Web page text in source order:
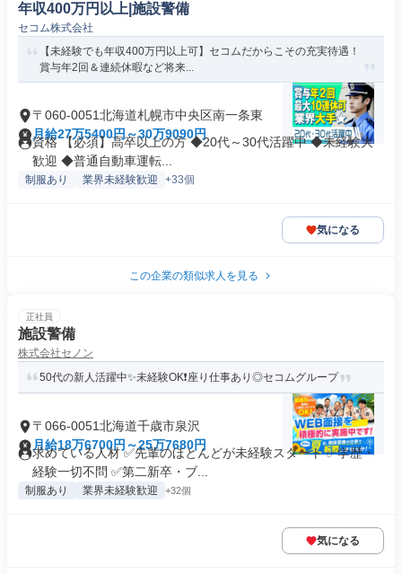
年収400万円以上|施設警備
セコム株式会社
【未経験でも年収400万円以上可】セコムだからこその充実待遇！
賞与年2回＆連続休暇など将来...
〒060-0051北海道札幌市中央区南一条東
月給27万5400円～30万9090円
資格 【必須】高卒以上の方 ◆20代～30代活躍中 ◆未経験大
歓迎 ◆普通自動車運転...
制服あり 業界未経験歓迎 +33個
気になる
この企業の類似求人を見る
正社員
施設警備
株式会社セノン
50代の新人活躍中✨未経験OK❗座り仕事あり◎セコムグループ
〒066-0051北海道千歳市泉沢
月給18万6700円～25万7680円
求めている人材 ✅先輩のほとんどが未経験スタート ✅学歴・
経験一切不問 ✅第二新卒・ブ...
制服あり 業界未経験歓迎 +32個
気になる